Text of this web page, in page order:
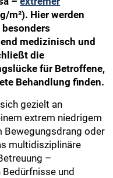
m²). Hier werden
medizinisch und
die
für Betroffene,
Behandlung finden.
gezielt an
extrem niedrigem
Bewegungsdrang oder
multidisziplinäre
–
und